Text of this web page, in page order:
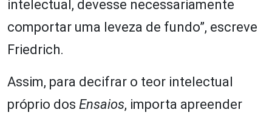
intelectual, devesse necessariamente
comportar uma leveza de fundo”, escreve
Friedrich.
Assim, para decifrar o teor intelectual
próprio dos Ensaios, importa apreender